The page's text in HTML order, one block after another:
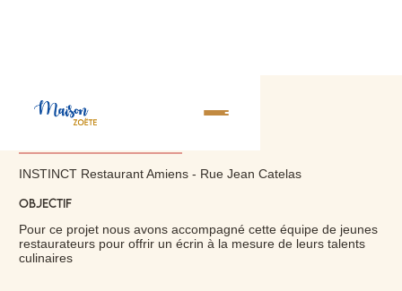
INSTINCT
INSTINCT Restaurant Amiens - Rue Jean Catelas
Objectif
Pour ce projet nous avons accompagné cette équipe de jeunes
restaurateurs pour offrir un écrin à la mesure de leurs talents
culinaires